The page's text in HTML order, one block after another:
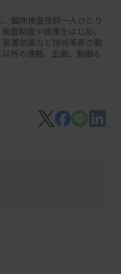
臨床検査技師一人ひとり
査制度や政策をはじめ、
置試薬など技術革新の動
外の連載、企画、動画も